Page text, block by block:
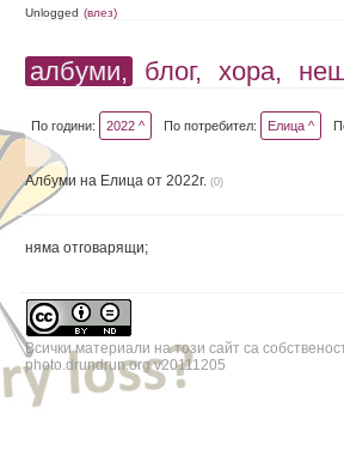
Unlogged (влез)
албуми, блог, хора,
По години: 2022 ^ По потребител: Елица ^
Албуми на Елица от 2022г. (0)
няма отговарящи;
Всички материали на този сайт са
photo.drundrun.org v20111205